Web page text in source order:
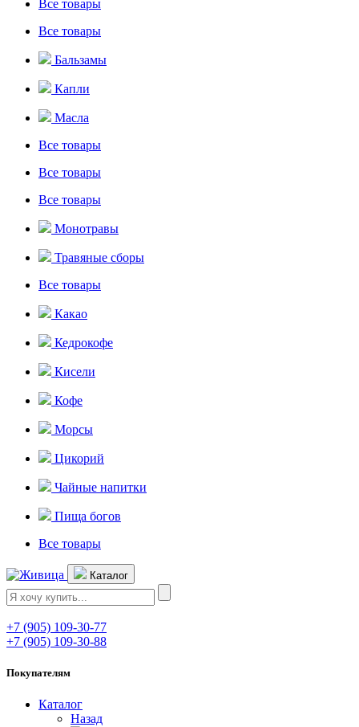
Все товары
Все товары
Бальзамы
Капли
Масла
Все товары
Все товары
Все товары
Монотравы
Травяные сборы
Все товары
Какао
Кедрокофе
Кисели
Кофе
Морсы
Цикорий
Чайные напитки
Пища богов
Все товары
Каталог
+7 (905) 109-30-77
+7 (905) 109-30-88
Покупателям
Каталог
Назад